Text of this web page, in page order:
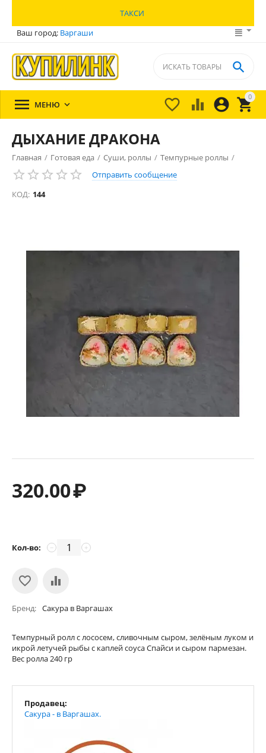
ТАКСИ
Ваш город: Варгаши
0


 

 МЕНЮ 
ДЫХАНИЕ ДРАКОНА
Главная / Готовая еда / Суши, роллы / Темпурные роллы /
Отправить сообщение
КОД: 144
320.00₽
Кол-во: +
−
Бренд Сакура в Варгашах
Темпурный ролл с лососем, сливочным сыром, зелёным луком и
икрой летучей рыбы с каплей соуса Спайси и сыром пармезан.
Вес ролла 240 гр
Продавец:
Сакура - в Варгашах.